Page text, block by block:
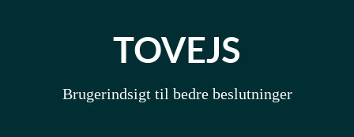
TOVEJS
Brugerindsigt til bedre beslutninger